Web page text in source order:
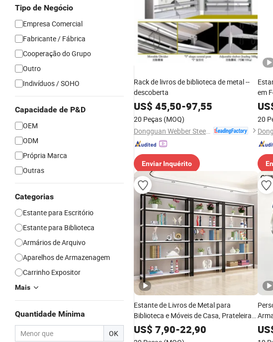
Tipo de Negócio
Empresa Comercial
Fabricante / Fábrica
Cooperação do Grupo
Outro
Indivíduos / SOHO
Capacidade de P&D
OEM
ODM
Própria Marca
Outras
Categorias
Estante para Escritório
Estante para Biblioteca
Armários de Arquivo
Aparelhos de Armazenagem
Carrinho Expositor
Mais
Quantidade Mínima
OK
Rack de livros de biblioteca de metal --
descoberta
US$ 45,50-97,55
20 Peças (MOQ)
Enviar Inquérito
em
20
Estante de Livros de Metal para
Biblioteca e Móveis de Casa, Prateleira
de Armazenamento
US$ 7,90-22,90